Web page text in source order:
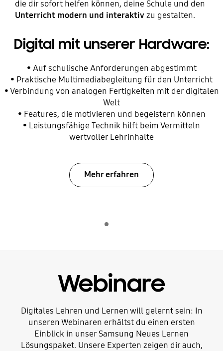
die dir sofort helfen können, deine Schule und den
Unterricht modern und interaktivzu gestalten.
Digital mit unserer Hardware:
• Auf schulische Anforderungen abgestimmt
• Praktische Multimediabegleitung für den Unterricht
• Verbindung von analogen Fertigkeiten mit der digitalen
Welt
• Features, die motivieren und begeistern können
• Leistungsfähige Technik hilft beim Vermitteln
wertvoller Lehrinhalte
Mehr erfahren
Webinare
Digitales Lehren und Lernen will gelernt sein: In
unseren Webinaren erhältst du einen ersten
Einblick in unser Samsung Neues Lernen
Lösungspaket. Unsere Experten zeigen dir auch,